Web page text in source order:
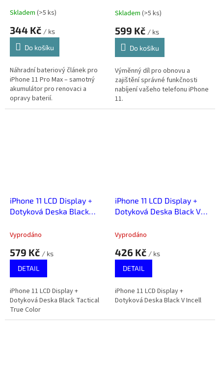
Skladem (>5 ks)
344 Kč / ks
Do košíku
Náhradní bateriový článek pro
iPhone 11 Pro Max – samotný
akumulátor pro renovaci a
opravy baterií.
Skladem (>5 ks)
599 Kč / ks
Do košíku
Výměnný díl pro obnovu a
zajištění správné funkčnosti
nabíjení vašeho telefonu iPhone
11.
iPhone 11 LCD Display +
Dotyková Deska Black
Vyprodáno
579 Kč / ks
DETAIL
iPhone 11 LCD Display +
Dotyková Deska Black Tactical
True Color
iPhone 11 LCD Display +
Dotyková Deska Black V
Vyprodáno
426 Kč / ks
DETAIL
iPhone 11 LCD Display +
Dotyková Deska Black V Incell